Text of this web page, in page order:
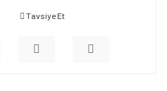
Tavsiye Et